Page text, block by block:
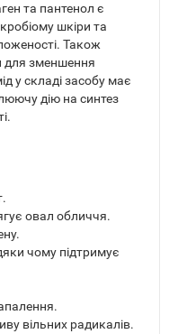
та пантенол є
шкіри та
Також
для зменшення
у складі засобу має
дію на синтез
овал обличчя.
чому підтримує
вільних радикалів.